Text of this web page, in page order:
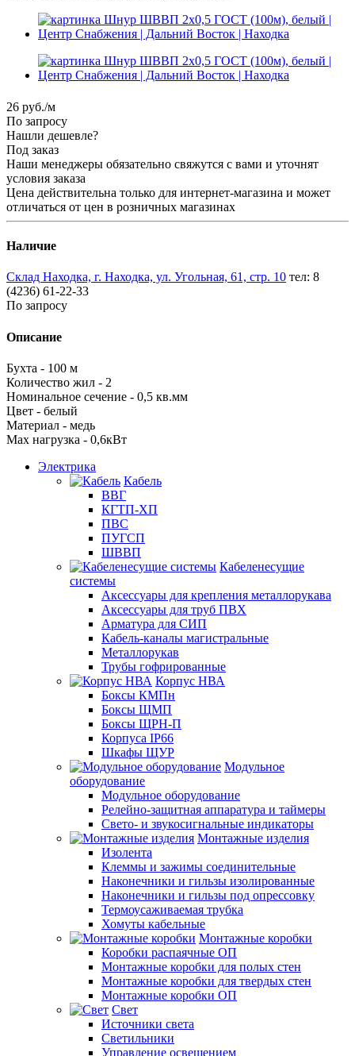
26 руб./м
По запросу
Нашли дешевле?
Под заказ
Наши менеджеры обязательно свяжутся с вами и уточнят
условия заказа
Цена действительна только для интернет-магазина и может
отличаться от цен в розничных магазинах
Наличие
Склад Находка, г. Находка, ул. Угольная, 61, стр. 10 тел: 8
(4236) 61-22-33
По запросу
Описание
Бухта - 100 м
Количество жил - 2
Номинальное сечение - 0,5 кв.мм
Цвет - белый
Материал - медь
Max нагрузка - 0,6кВт
Электрика
Кабель
ВВГ
КГТП-ХП
ПВС
ПУГСП
ШВВП
Кабеленесущие
системы
Аксессуары для крепления металлорукава
Аксессуары для труб ПВХ
Арматура для СИП
Кабель-каналы магистральные
Металлорукав
Трубы гофрированные
Корпус НВА
Боксы КМПн
Боксы ЩМП
Боксы ЩРН-П
Корпуса IP66
Шкафы ЩУР
Модульное
оборудование
Модульное оборудование
Релейно-защитная аппаратура и таймеры
Свето- и звукосигнальные индикаторы
Монтажные изделия
Изолента
Клеммы и зажимы соединительные
Наконечники и гильзы изолированные
Наконечники и гильзы под опрессовку
Термоусаживаемая трубка
Хомуты кабельные
Монтажные коробки
Коробки распаячные ОП
Монтажные коробки для полых стен
Монтажные коробки для твердых стен
Монтажные коробки ОП
Свет
Источники света
Светильники
Управление освещением